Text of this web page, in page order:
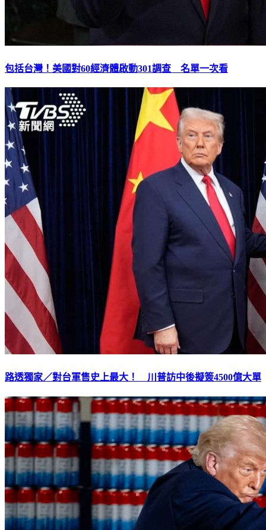
包括台灣！美國對60經濟體啟動301調查 名單一次看
路透獨家／對台軍售史上最大！ 川普訪中後擬簽4500億大單